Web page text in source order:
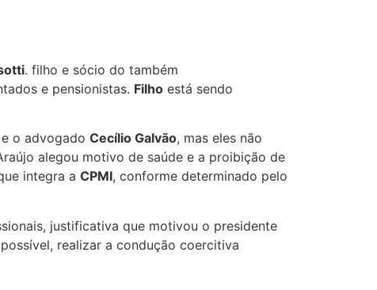
. filho e sócio do também
e pensionistas. Filho está sendo
o advogado Cecílio Galvão, mas eles não
alegou motivo de saúde e a proibição de
integra a CPMI, conforme determinado pelo
justificativa que motivou o presidente
realizar a condução coercitiva